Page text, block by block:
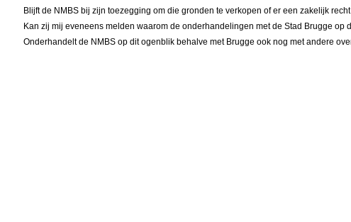
Blijft de NMBS bij zijn toezegging om die gronden te verkopen of er een zakelijk
Kan zij mij eveneens melden waarom de onderhandelingen met de Stad Brugge
Onderhandelt de NMBS op dit ogenblik behalve met Brugge ook nog met andere